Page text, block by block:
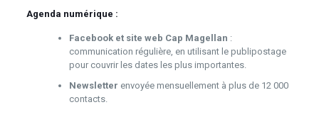
Agenda numérique :
Facebook et site web Cap Magellan :
communication régulière, en utilisant le publipostage
pour couvrir les dates les plus importantes.
Newsletter envoyée mensuellement à plus de 12 000
contacts.